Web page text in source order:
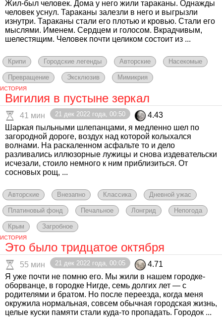
Жил-был человек. Дома у него жили тараканы. Однажды
человек уснул. Тараканы залезли в него и выгрызли
изнутри. Тараканы стали его плотью и кровью. Стали его
мыслями. Именем. Сердцем и голосом. Вкрадчивым,
шелестящим. Человек почти целиком состоит из ...
Крипи Городские легенды Авторские Насекомые
Превращение Эксклюзив Мимикрия
ИСТОРИЯ
Вигилия в пустыне зеркал
41 мин 21 дек 2022 года, 00:50
4.43
Шаркая пыльными шлепанцами, я медленно шел по
загородной дороге, воздух над которой колыхался
волнами. На раскаленном асфальте то и дело
разливались иллюзорные лужицы и снова издевательски
исчезали, стоило немного к ним приблизиться. От
сосновых рощ, ...
Авторские Внезапно Классика Дневной ужас
Платиновый фонд Печальное Лонгрид Непогода
Крым Загробное
ИСТОРИЯ
Это было тридцатое октября
55 мин 21 дек 2022 года, 00:05
4.71
Я уже почти не помню его. Мы жили в нашем городке-
оборванце, в городке Нигде, семь долгих лет — с
родителями и братом. Но после переезда, когда меня
окружила нормальная, совсем обычная городская жизнь,
целые куски памяти стали куда-то пропадать. Городок ...